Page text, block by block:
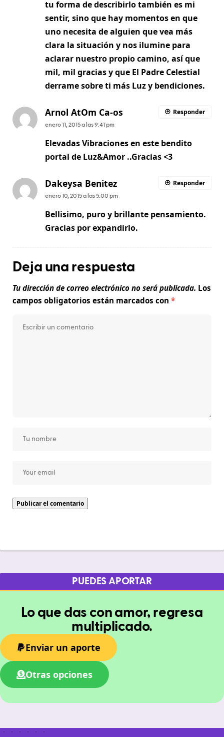
tu forma de describirlo también es mi
sentir, sino que hay momentos en que
uno necesita de alguien que vea más
clara la situación y nos ilumine para
aclarar nuestro propio camino, así que
mil, mil gracias y que El Padre Celestial
derrame sobre ti más Luz y bendiciones.
Arnol AtOm Ca-os
enero 11, 2015 a las 9:41 pm
Elevadas Vibraciones en este bendito
portal de Luz&Amor ..Gracias <3
Responder
Dakeysa Benitez
enero 10, 2015 a las 5:00 pm
Bellisimo, puro y brillante pensamiento.
Gracias por expandirlo.
Responder
Deja una respuesta
Tu dirección de correo electrónico no será publicada. Los
campos obligatorios están marcados con *
PUEDES APORTAR
Lo que das con amor, regresa
multiplicado.
Enviar un aporte
Otras opciones